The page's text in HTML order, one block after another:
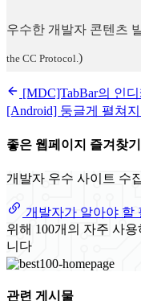
우수한 개발자 콘텐츠
the CC Protocol. )
[MDC]TabBar의 인
[Android] 둥글게 펼쳐
좋은 웹페이지 즐겨찾기
개발자 우수 사이트 수
개발자가 알아야 할
위해 100개의 자주 사
니다
관련 게시물